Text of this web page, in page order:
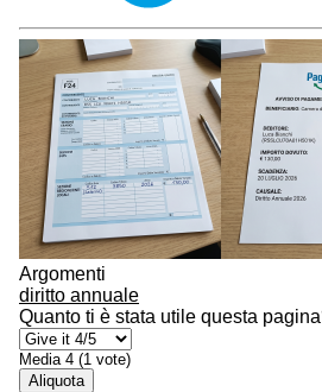
Argomenti
diritto annuale
Quanto ti è stata utile questa
Media 4 (1 vote)
Aliquota